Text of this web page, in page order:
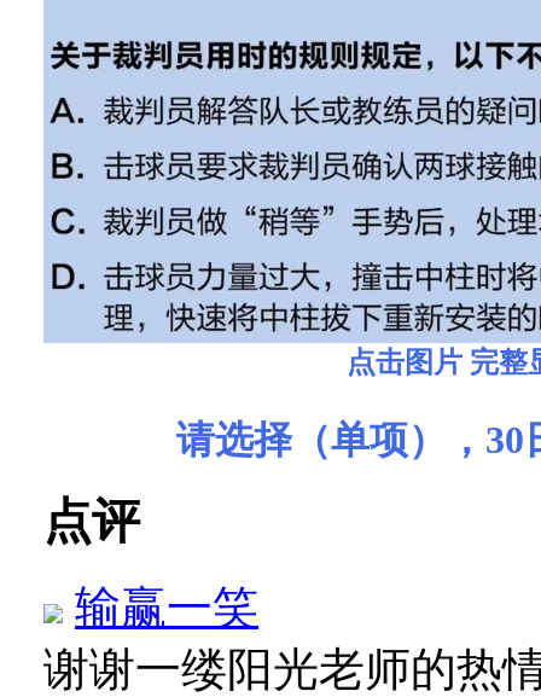
点击图片 完整
请选择（单项），30
点评
输赢一笑
谢谢一缕阳光老师的热